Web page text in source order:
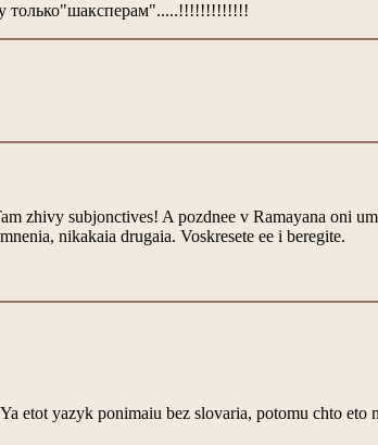
только"шаксперам".....!!!!!!!!!!!!!
zhivy subjonctives! A pozdnee v Ramayana oni
nikakaia drugaia. Voskresete ee i beregite.
etot yazyk ponimaiu bez slovaria, potomu chto